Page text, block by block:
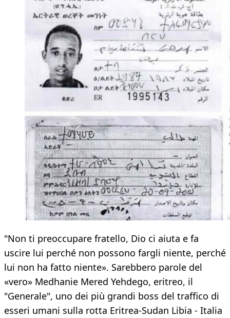
"Non ti preoccupare fratello, Dio ci aiuta e fa
uscire lui perché non possono fargli niente, perché
lui non ha fatto niente». Sarebbero parole del
«vero» Medhanie Mered Yehdego, eritreo, il
"Generale", uno dei più grandi boss del traffico di
esseri umani sulla rotta Eritrea-Sudan Libia - Italia